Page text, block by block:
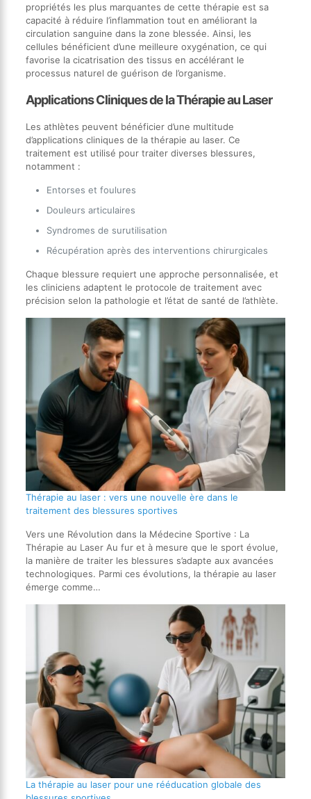
propriétés les plus marquantes de cette thérapie est sa
capacité à réduire l’inflammation tout en améliorant la
circulation sanguine dans la zone blessée. Ainsi, les
cellules bénéficient d’une meilleure oxygénation, ce qui
favorise la cicatrisation des tissus en accélérant le
processus naturel de guérison de l’organisme.
Applications Cliniques de la Thérapie au Laser
Les athlètes peuvent bénéficier d’une multitude
d’applications cliniques de la thérapie au laser. Ce
traitement est utilisé pour traiter diverses blessures,
notamment :
Entorses et foulures
Douleurs articulaires
Syndromes de surutilisation
Récupération après des interventions chirurgicales
Chaque blessure requiert une approche personnalisée, et
les cliniciens adaptent le protocole de traitement avec
précision selon la pathologie et l’état de santé de l’athlète.
Thérapie au laser : vers une nouvelle ère dans le
traitement des blessures sportives
Vers une Révolution dans la Médecine Sportive : La
Thérapie au Laser Au fur et à mesure que le sport évolue,
la manière de traiter les blessures s’adapte aux avancées
technologiques. Parmi ces évolutions, la thérapie au laser
émerge comme…
La thérapie au laser pour une rééducation globale des